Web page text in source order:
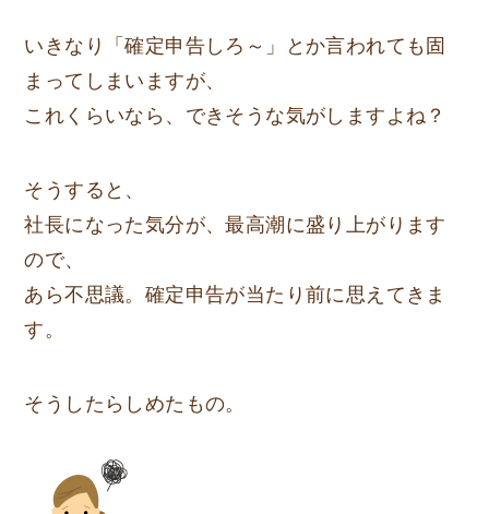
いきなり 「確定申告しろ～」
とか言われても固
まってしまいますが、
これくらいなら、できそうな気がしますよね？
そうすると、
社長になった気分が、最高潮に盛り上がります
ので、
あら不思議。 確定申告が当たり前に思えてきま
す。
そうしたらしめたもの。